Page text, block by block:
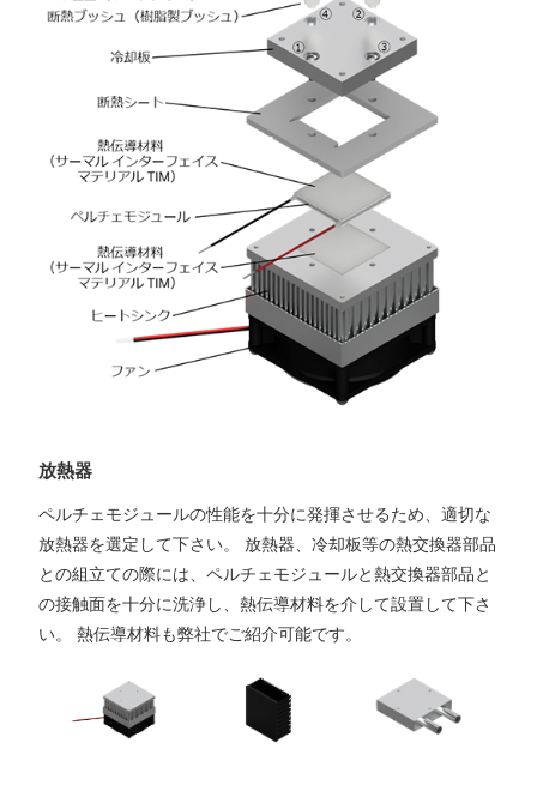
放熱器
ペルチェモジュールの性能を十分に発揮させるため、適切な
放熱器を選定して下さい。 放熱器、冷却板等の熱交換器部品
との組立ての際には、ペルチェモジュールと熱交換器部品と
の接触面を十分に洗浄し、熱伝導材料を介して設置して下さ
い。 熱伝導材料も弊社でご紹介可能です。